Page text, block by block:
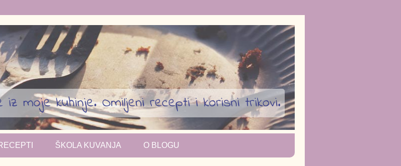
iz moje kuhinje. Omiljeni recepti i korisni trikovi.
ŠKOLA KUVANJA O BLOGU